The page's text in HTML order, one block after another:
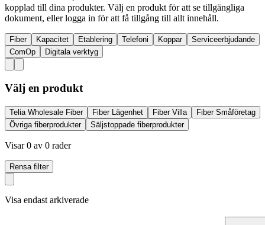
kopplad till dina produkter. Välj en produkt för att se tillgängliga
dokument, eller logga in för att få tillgång till allt innehåll.
Fiber Kapacitet Etablering Telefoni Koppar
Serviceerbjudande
ComOp
Digitala verktyg
Välj en produkt
Telia Wholesale Fiber Fiber Lägenhet Fiber Villa
Fiber Småföretag
Övriga fiberprodukter
Säljstoppade fiberprodukter
Visar 0 av 0 rader
Rensa filter
Visa endast arkiverade